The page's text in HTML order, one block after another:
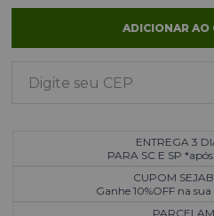
ADICIONAR AO
ENTREGA 3
PARA SC E SP
CUPOM
Ganhe 10%OFF na